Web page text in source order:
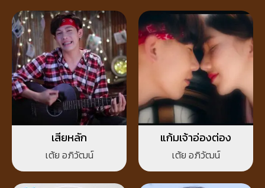
เสียหลัก
เต้ย อภิวัฒน์
แก้มเจ้าอ่องต่อง
เต้ย อภิวัฒน์